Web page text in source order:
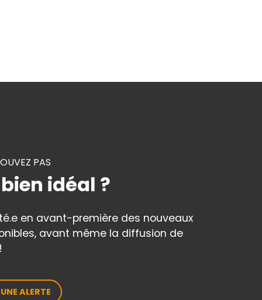
PAS
idéal ?
en avant-première des nouveaux
avant même la diffusion de
ALERTE